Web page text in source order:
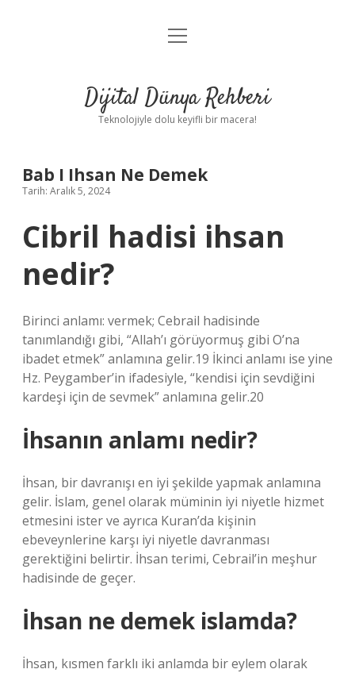
Anasayfa
Yasal Uyarı
menüyü
Dijital Dünya Rehberi
Teknolojiyle dolu keyifli bir macera!
Bab I Ihsan Ne Demek
Tarih: Aralık 5, 2024
Cibril hadisi ihsan
nedir?
Birinci anlamı: vermek; Cebrail hadisinde
tanımlandığı gibi, “Allah’ı görüyormuş gibi O’na
ibadet etmek” anlamına gelir.19 İkinci anlamı ise yine
Hz. Peygamber’in ifadesiyle, “kendisi için sevdiğini
kardeşi için de sevmek” anlamına gelir.20
İhsanın anlamı nedir?
İhsan, bir davranışı en iyi şekilde yapmak anlamına
gelir. İslam, genel olarak müminin iyi niyetle hizmet
etmesini ister ve ayrıca Kuran’da kişinin
ebeveynlerine karşı iyi niyetle davranması
gerektiğini belirtir. İhsan terimi, Cebrail’in meşhur
hadisinde de geçer.
İhsan ne demek islamda?
İhsan, kısmen farklı iki anlamda bir eylem olarak